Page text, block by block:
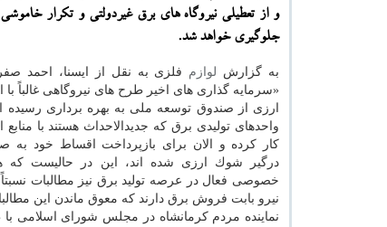
و از تعطیلی نیروگاه های برق غیردولتی و تكرار
جلوگیری خواهد شد.
به گزارش لوازم فلزی به نقل از ایسنا، احمد
«سرمایه گذاری های اخیر طرح های نیروگاهی غالباً با
ارزی از صندوق توسعه ملی به بهره برداری رسیده
واحدهای تولیدی برق كه جدیدالاحداث هستند با منابع
كار كرده و الان برای بازپرداخت اقساط خود به
درگیر شوك ارزی شده اند، این در حالیست كه
خصوصی فعال در عرصه تولید برق نیز مطالبات
نیرو بابت فروش برق دارند كه معوق ماندن این
نماینده مردم كرمانشاه در مجلس شورای اسلامی